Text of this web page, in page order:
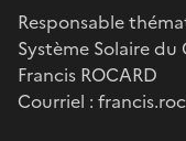
Responsable
Système Solaire du
Francis ROCARD
Courriel :